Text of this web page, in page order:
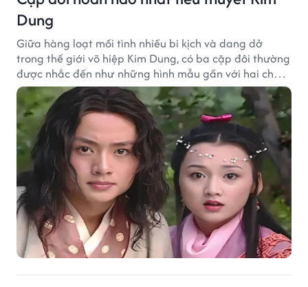
Dung
Giữa hàng loạt mối tình nhiều bi kịch và dang dở
trong thế giới võ hiệp Kim Dung, có ba cặp đôi thường
được nhắc đến như những hình mẫu gần với hai chữ
"viên mãn" nhất.